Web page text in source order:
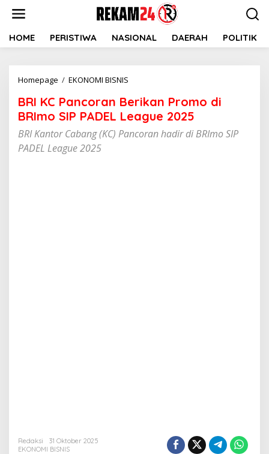
HOME PERISTIWA NASIONAL DAERAH POLITIK
Homepage / EKONOMI BISNIS
Pancoran
Berikan
Promo
di
BRI KC Pancoran Berikan Promo di
BRImo SIP PADEL League 2025
BRI Kantor Cabang (KC) Pancoran hadir di BRImo SIP
PADEL League 2025
Redaksi
31 Oktober 2025
EKONOMI BISNIS